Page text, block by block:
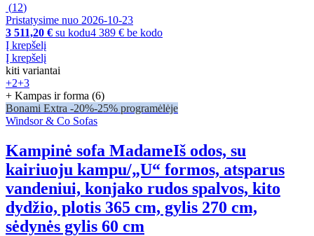
(12)
Pristatysime nuo 2026‑10‑23
3 511,20 € su kodu4 389 € be kodo
Į krepšelį
Į krepšelį
kiti variantai
+2+3
+ Kampas ir forma (6)
Bonami Extra -20%-25% programėlėje
Windsor & Co Sofas
Kampinė sofa MadameIš odos, su
kairiuoju kampu/„U“ formos, atsparus
vandeniui, konjako rudos spalvos, kito
dydžio, plotis 365 cm, gylis 270 cm,
sėdynės gylis 60 cm